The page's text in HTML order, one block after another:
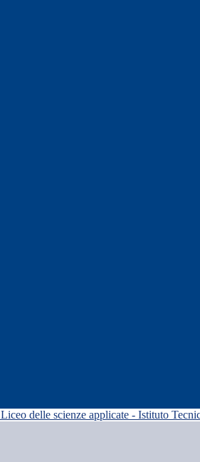
Liceo delle scienze applicate - Istituto